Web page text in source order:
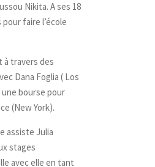
Nikita. A ses 18
faire l’école
à travers des
Dana Foglia ( Los
bourse pour
(New York).
assiste Julia
stages
avec elle en tant